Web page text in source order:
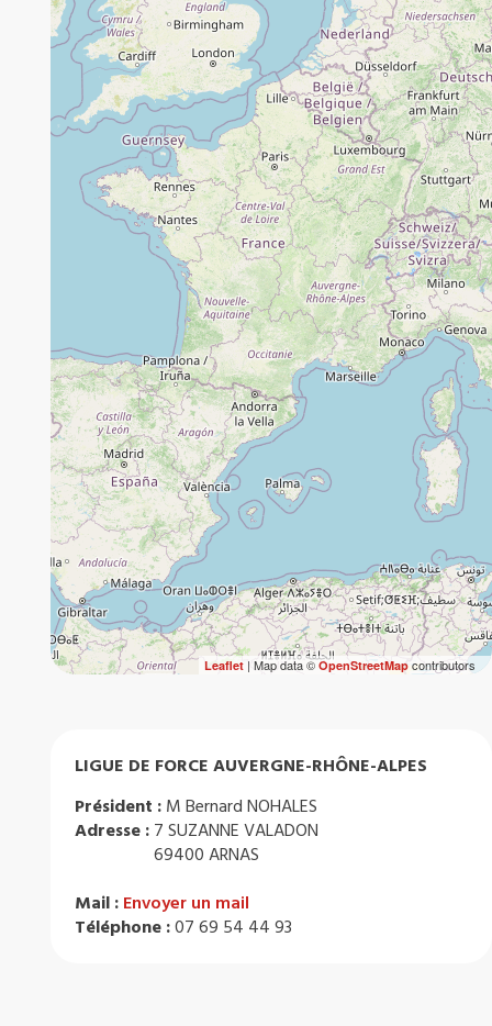
Leaflet| Map data ©OpenStreetMapcontributors
LIGUE DE FORCE AUVERGNE-RHÔNE-ALPES
Président : M Bernard NOHALES
Adresse : 7 SUZANNE VALADON
69400 ARNAS
Mail : Envoyer un mail
Téléphone :07 69 54 44 93